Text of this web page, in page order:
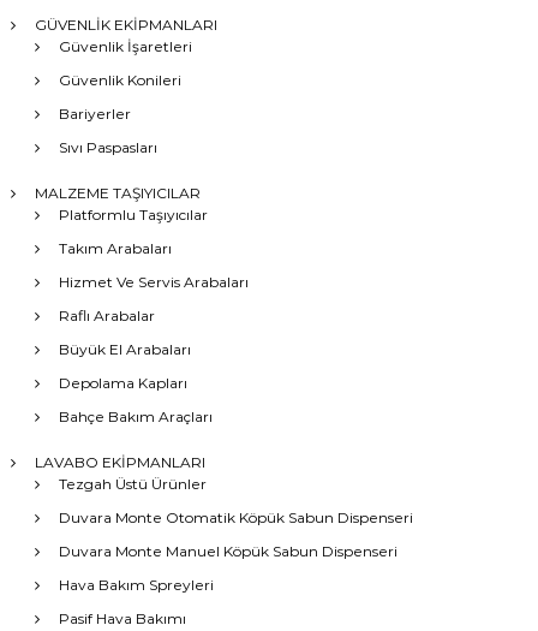
GÜVENLİK EKİPMANLARI
Güvenlik İşaretleri
Güvenlik Konileri
Bariyerler
Sıvı Paspasları
MALZEME TAŞIYICILAR
Platformlu Taşıyıcılar
Takım Arabaları
Hizmet Ve Servis Arabaları
Raflı Arabalar
Büyük El Arabaları
Depolama Kapları
Bahçe Bakım Araçları
LAVABO EKİPMANLARI
Tezgah Üstü Ürünler
Duvara Monte Otomatik Köpük Sabun Dispenseri
Duvara Monte Manuel Köpük Sabun Dispenseri
Hava Bakım Spreyleri
Pasif Hava Bakımı